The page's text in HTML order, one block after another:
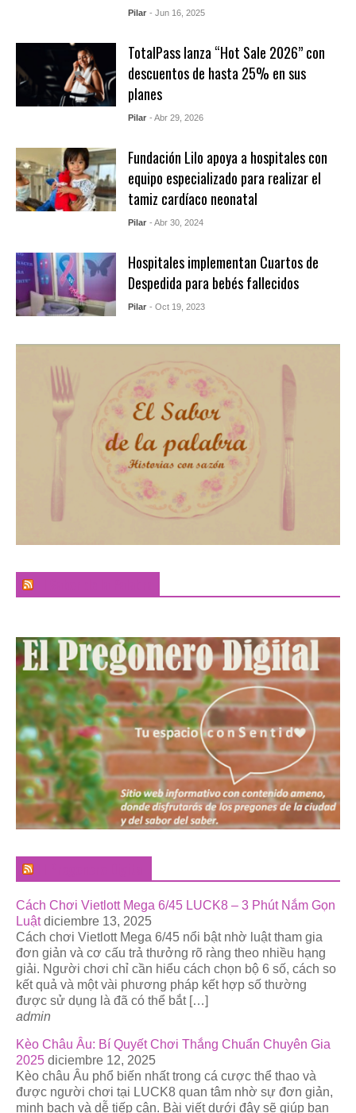
Pilar - Jun 16, 2025
TotalPass lanza “Hot Sale 2026” con
descuentos de hasta 25% en sus
planes
Pilar - Abr 29, 2026
Fundación Lilo apoya a hospitales con
equipo especializado para realizar el
tamiz cardíaco neonatal
Pilar - Abr 30, 2024
Hospitales implementan Cuartos de
Despedida para bebés fallecidos
Pilar - Oct 19, 2023
Cách Chơi Vietlott Mega 6/45 LUCK8 – 3 Phút Nắm Gọn
Luật diciembre 13, 2025
Cách chơi Vietlott Mega 6/45 nổi bật nhờ luật tham gia
đơn giản và cơ cấu trả thưởng rõ ràng theo nhiều hạng
giải. Người chơi chỉ cần hiểu cách chọn bộ 6 số, cách so
kết quả và một vài phương pháp kết hợp số thường
được sử dụng là đã có thể bắt […]
admin
Kèo Châu Âu: Bí Quyết Chơi Thắng Chuẩn Chuyên Gia
2025 diciembre 12, 2025
Kèo châu Âu phổ biến nhất trong cá cược thể thao và
được người chơi tại LUCK8 quan tâm nhờ sự đơn giản,
minh bạch và dễ tiếp cận. Bài viết dưới đây sẽ giúp bạn